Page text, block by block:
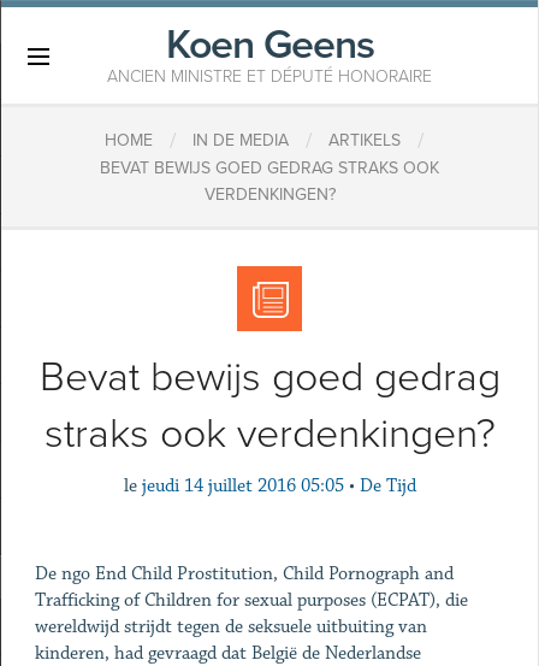
Koen Geens
ANCIEN MINISTRE ET DÉPUTÉ HONORAIRE
HOME / IN DE MEDIA / ARTIKELS /
BEVAT BEWIJS GOED GEDRAG STRAKS OOK
VERDENKINGEN?
Bevat bewijs goed gedrag
straks ook verdenkingen?
le jeudi 14 juillet 2016 05:05 • De Tijd
De ngo End Child Prostitution, Child Pornograph and
Trafficking of Children for sexual purposes (ECPAT), die
wereldwijd strijdt tegen de seksuele uitbuiting van
kinderen, had gevraagd dat België de Nederlandse